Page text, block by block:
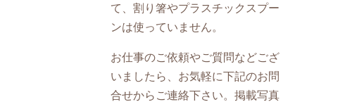
て、割り箸やプラスチックスプー
ンは使っていません。
お仕事のご依頼やご質問などござ
いましたら、お気軽に下記のお問
合せからご連絡下さい。掲載写真